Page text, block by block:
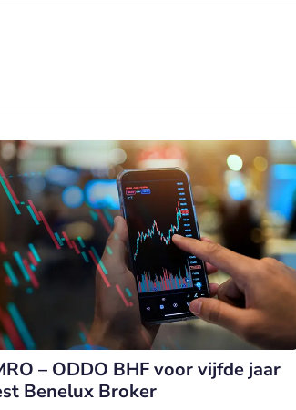
– ODDO BHF voor vijfde jaar
Benelux Broker